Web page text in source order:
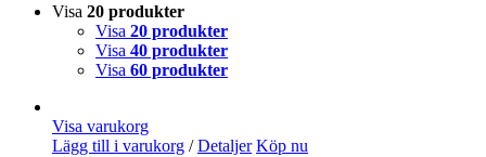
Visa 20 produkter
Visa 20 produkter
Visa 40 produkter
Visa 60 produkter
Visa varukorg
Lägg till i varukorg / Detaljer Köp nu